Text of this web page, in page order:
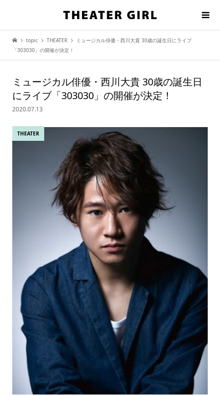
topic THEATER
ミュージカル俳優・西川大貴 30歳の誕生日にライブ
「303030」の開催が決定！
ミュージカル俳優・西川大貴 30歳の誕生日
にライブ「303030」の開催が決定！
2020.07.13
THEATER